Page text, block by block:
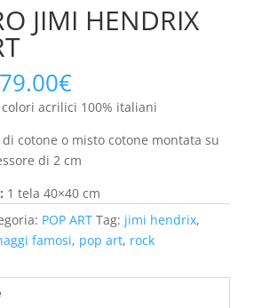
JIMI HENDRIX
79.00€Fascia
di
prezzo:
da
59.00€
a
79.00€
colori acrilici 100% italiani
cotone o misto cotone montata su
di 2 cm
1 tela 40×40 cm
POP ART Tag: jimi hendrix,
famosi, pop art, rock